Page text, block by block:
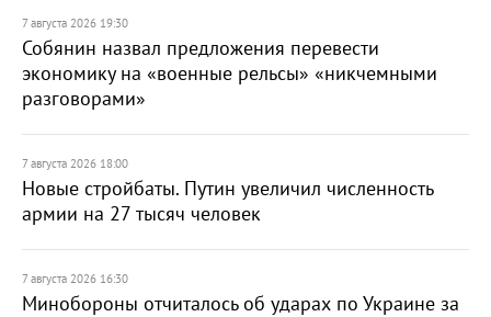
7 августа 2026 19:30
Собянин назвал предложения перевести
экономику на «военные рельсы» «никчемными
разговорами»
7 августа 2026 18:00
Новые стройбаты. Путин увеличил численность
армии на 27 тысяч человек
7 августа 2026 16:30
Минобороны отчиталось об ударах по Украине за